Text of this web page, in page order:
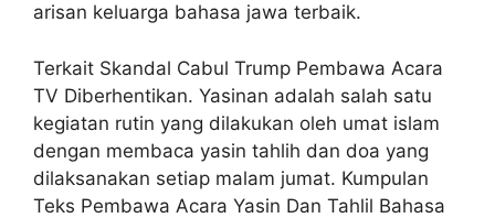
arisan keluarga bahasa jawa terbaik.
Terkait Skandal Cabul Trump Pembawa Acara
TV Diberhentikan. Yasinan adalah salah satu
kegiatan rutin yang dilakukan oleh umat islam
dengan membaca yasin tahlih dan doa yang
dilaksanakan setiap malam jumat. Kumpulan
Teks Pembawa Acara Yasin Dan Tahlil Bahasa